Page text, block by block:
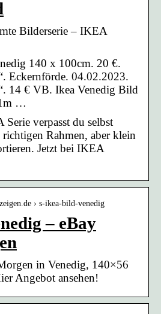
Bilderserie – IKEA
140 x 100cm. 20 €.
Eckernförde. 04.02.2023.
14 € VB. Ikea Venedig Bild
…
verpasst du selbst
Rahmen, aber klein
Jetzt bei IKEA
› s-ikea-bild-venedig
– eBay
in Venedig, 140×56
Angebot ansehen!